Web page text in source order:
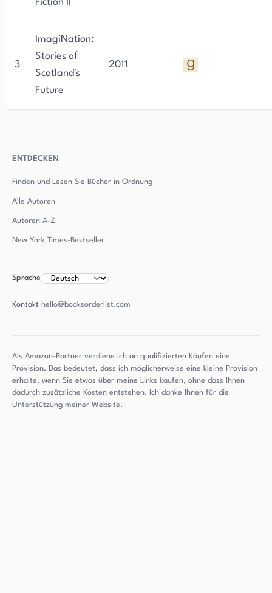
Fiction II
3
ImagiNation:
Stories of
Scotland's
Future
2011
ENTDECKEN
Finden und Lesen Sie Bücher in Ordnung
Alle Autoren
Autoren A-Z
New York Times-Bestseller
Sprache
Kontakt hello@booksorderlist.com
Als Amazon-Partner verdiene ich an qualifizierten Käufen eine
Provision. Das bedeutet, dass ich möglicherweise eine kleine Provision
erhalte, wenn Sie etwas über meine Links kaufen, ohne dass Ihnen
dadurch zusätzliche Kosten entstehen. Ich danke Ihnen für die
Unterstützung meiner Website.